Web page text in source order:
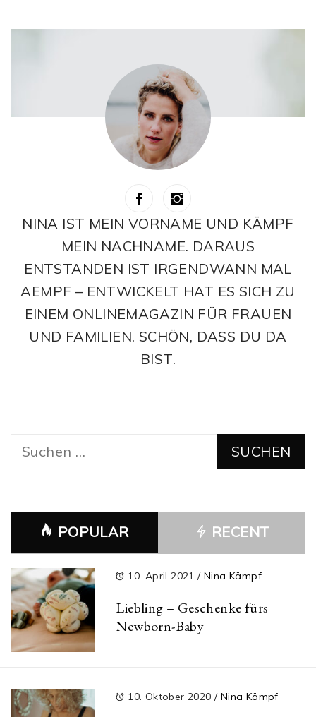
NINA IST MEIN VORNAME UND KÄMPF
MEIN NACHNAME. DARAUS
ENTSTANDEN IST IRGENDWANN MAL
AEMPF – ENTWICKELT HAT ES SICH ZU
EINEM ONLINEMAGAZIN FÜR FRAUEN
UND FAMILIEN. SCHÖN, DASS DU DA
BIST.
Suchen
POPULAR RECENT
10. April 2021/ Nina Kämpf
Liebling – Geschenke fürs
Newborn-Baby
10. Oktober 2020 / Nina Kämpf